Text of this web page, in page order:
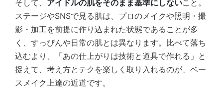
そして、 アイドルの肌をそのまま基準にしないこと。
ステージやSNSで見る肌は、プロのメイクや照明・撮
影・加工を前提に作り込まれた状態であることが多
く、すっぴんや日常の肌とは異なります。比べて落ち
込むより、「あの仕上がりは技術と道具で作れる」と
捉えて、考え方とテクを楽しく取り入れるのが、ベー
スメイク上達の近道です。